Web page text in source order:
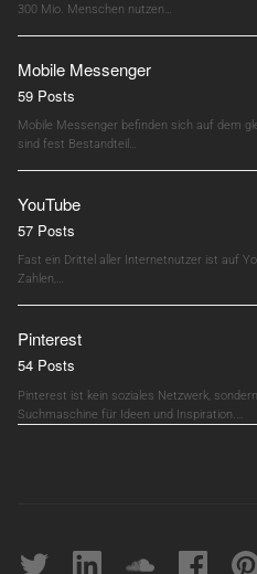
300 Mio. Menschen nutzen…
Mobile Messenger
59 Posts
Mobile Messenger befinden sich auf dem
sind fest Bestandteil…
YouTube
57 Posts
Fast ein Drittel aller Internetnutzer ist auf
Zahlen,…
Pinterest
54 Posts
Pinterest ist kein soziales Netzwerk,
Suchmaschine für Ideen und Inspiration.…
Twitter linkedin soundcloudFacebook